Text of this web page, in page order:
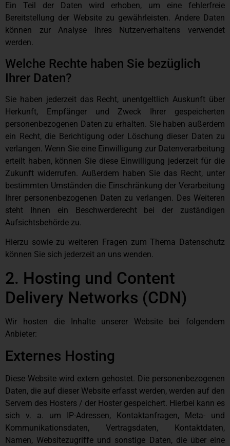
Ein Teil der Daten wird erhoben, um eine fehlerfreie
Bereitstellung der Website zu gewährleisten. Andere Daten
können zur Analyse Ihres Nutzerverhaltens verwendet
werden.
Welche Rechte haben Sie bezüglich
Ihrer Daten?
Sie haben jederzeit das Recht, unentgeltlich Auskunft über
Herkunft, Empfänger und Zweck Ihrer gespeicherten
personenbezogenen Daten zu erhalten. Sie haben außerdem
ein Recht, die Berichtigung oder Löschung dieser Daten zu
verlangen. Wenn Sie eine Einwilligung zur Datenverarbeitung
erteilt haben, können Sie diese Einwilligung jederzeit für die
Zukunft widerrufen. Außerdem haben Sie das Recht, unter
bestimmten Umständen die Einschränkung der Verarbeitung
Ihrer personenbezogenen Daten zu verlangen. Des Weiteren
steht Ihnen ein Beschwerderecht bei der zuständigen
Aufsichtsbehörde zu.
Hierzu sowie zu weiteren Fragen zum Thema Datenschutz
können Sie sich jederzeit an uns wenden.
2. Hosting und Content
Delivery Networks (CDN)
Wir hosten die Inhalte unserer Website bei folgendem
Anbieter:
Externes Hosting
Diese Website wird extern gehostet. Die personenbezogenen
Daten, die auf dieser Website erfasst werden, werden auf den
Servern des Hosters / der Hoster gespeichert. Hierbei kann es
sich v. a. um IP-Adressen, Kontaktanfragen, Meta- und
Kommunikationsdaten, Vertragsdaten, Kontaktdaten,
Namen, Websitezugriffe und sonstige Daten, die über eine